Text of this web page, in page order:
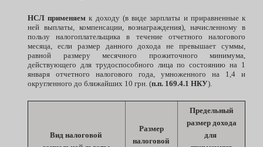
НСЛ применяем к доходу (в виде зарплаты и приравненные к
ней выплаты, компенсации, вознаграждения), начисленному в
пользу налогоплательщика в течение отчетного налогового
месяца, если размер данного дохода не превышает суммы,
равной размеру месячного прожиточного минимума,
действующего для трудоспособного лица по состоянию на 1
января отчетного налогового года, умноженного на 1,4 и
округленного до ближайших 10 грн. (п.п. 169.4.1 НКУ).
Вид налоговой
Размер
налоговой
Предельный
размер дохода
для